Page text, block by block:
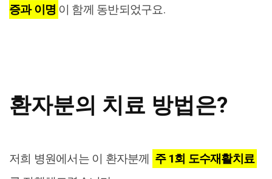
증과 이명 이 함께 동반되었구요.
환자분의 치료 방법은?
저희 병원에서는 이 환자분께 주 1회 도수재활치료